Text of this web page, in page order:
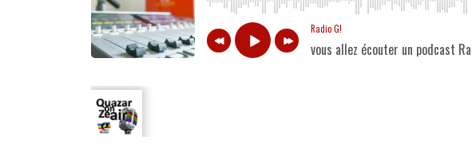
Radio G!
vous allez écouter un podcast